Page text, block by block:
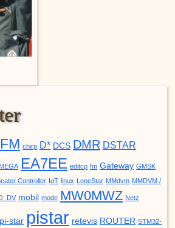
chirp D* DCS DMR DSTAR
EA7EE editcp fm Gateway GMSK
Controller IoT linux LoneStar MMdvm MMDVM /
mobil mode MW0MWZ Netz
pi-star pistar retevis ROUTER STM32-